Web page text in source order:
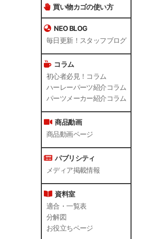
買い物カゴの使い方
NEO BLOG
毎日更新！スタッフブログ
コラム
初心者必見！コラム
ハーレーパーツ紹介コラム
パーツメーカー紹介コラム
商品動画
商品動画ページ
パブリシティ
メディア掲載情報
資料室
適合・一覧表
分解図
お役立ちページ